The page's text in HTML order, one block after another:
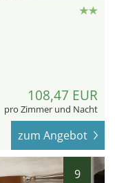
108,47 EUR
pro Zimmer und Nacht
zum Angebot
9